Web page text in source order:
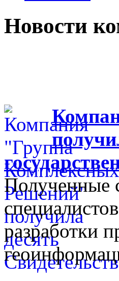
Новости
Полученные
разработки